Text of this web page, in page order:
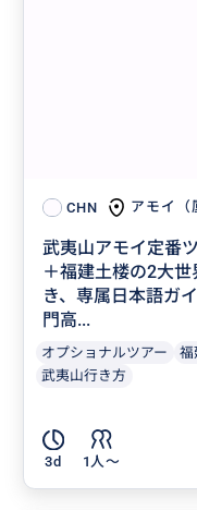
CHN アモイ（
武夷山アモイ定番
＋福建土楼の2大
き、専属日本語ガ
門高...
オプショナルツアー 福
武夷山行き方
3d 1人〜